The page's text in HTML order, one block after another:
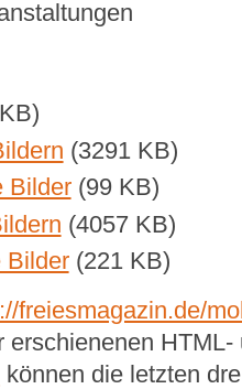
(3291 KB)
Bilder(99 KB)
(4057 KB)
Bilder(221 KB)
freiesmagazin.de/
erschienenen
können die letzten